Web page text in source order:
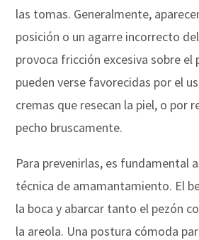
las tomas. Generalmente,
posición o un agarre incorrecto
provoca fricción excesiva sobre el
pueden verse favorecidas por el
cremas que resecan la piel, o por
pecho bruscamente.
Para prevenirlas, es fundamental
técnica de amamantamiento. El
la boca y abarcar tanto el pezón
la areola. Una postura cómoda